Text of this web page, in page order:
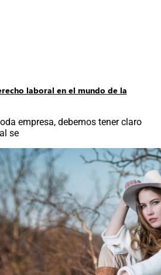
laboral en el mundo de la
empresa, debemos tener claro
se